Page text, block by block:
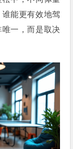
能更有效地驾
一，而是取决